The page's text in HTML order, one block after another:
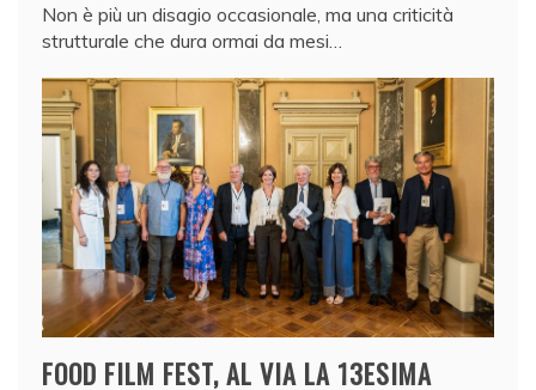
Non è più un disagio occasionale, ma una criticità
strutturale che dura ormai da mesi…
FOOD FILM FEST, AL VIA LA 13ESIMA